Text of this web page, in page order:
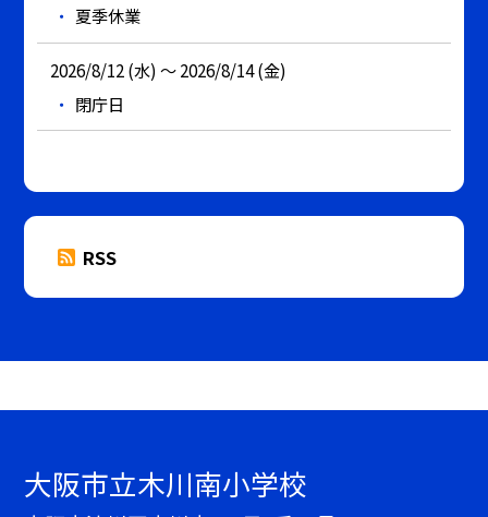
夏季休業
2026/8/12 (水) ～ 2026/8/14 (金)
閉庁日
RSS
大阪市立木川南小学校